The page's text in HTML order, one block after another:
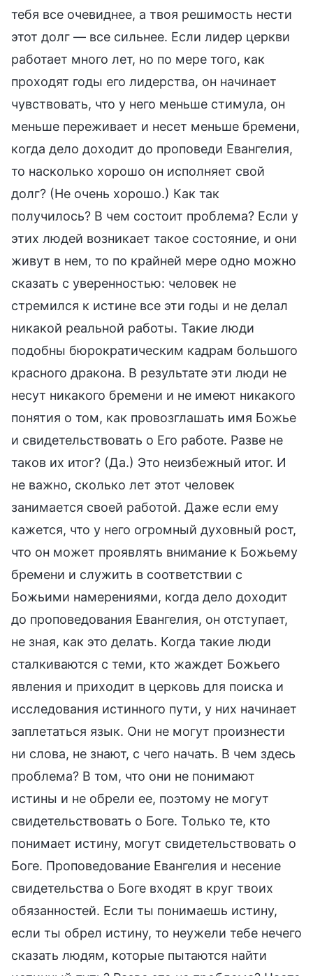
тебя все очевиднее, а твоя решимость нести
этот долг — все сильнее. Если лидер церкви
работает много лет, но по мере того, как
проходят годы его лидерства, он начинает
чувствовать, что у него меньше стимула, он
меньше переживает и несет меньше бремени,
когда дело доходит до проповеди Евангелия,
то насколько хорошо он исполняет свой
долг? (Не очень хорошо.) Как так
получилось? В чем состоит проблема? Если у
этих людей возникает такое состояние, и они
живут в нем, то по крайней мере одно можно
сказать с уверенностью: человек не
стремился к истине все эти годы и не делал
никакой реальной работы. Такие люди
подобны бюрократическим кадрам большого
красного дракона. В результате эти люди не
несут никакого бремени и не имеют никакого
понятия о том, как провозглашать имя Божье
и свидетельствовать о Его работе. Разве не
таков их итог? (Да.) Это неизбежный итог. И
не важно, сколько лет этот человек
занимается своей работой. Даже если ему
кажется, что у него огромный духовный рост,
что он может проявлять внимание к Божьему
бремени и служить в соответствии с
Божьими намерениями, когда дело доходит
до проповедования Евангелия, он отступает,
не зная, как это делать. Когда такие люди
сталкиваются с теми, кто жаждет Божьего
явления и приходит в церковь для поиска и
исследования истинного пути, у них начинает
заплетаться язык. Они не могут произнести
ни слова, не знают, с чего начать. В чем здесь
проблема? В том, что они не понимают
истины и не обрели ее, поэтому не могут
свидетельствовать о Боге. Только те, кто
понимает истину, могут свидетельствовать о
Боге. Проповедование Евангелия и несение
свидетельства о Боге входят в круг твоих
обязанностей. Если ты понимаешь истину,
если ты обрел истину, то неужели тебе нечего
сказать людям, которые пытаются найти